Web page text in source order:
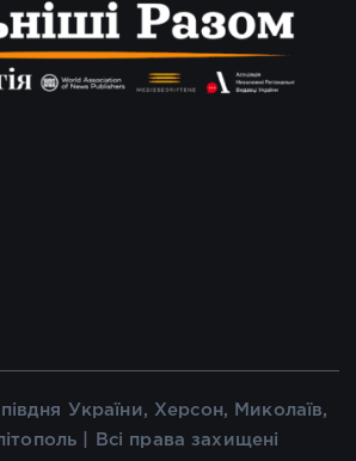
України, Херсон, Миколаїв,
| Всі права захищені